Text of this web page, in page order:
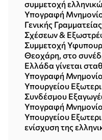
συμμετοχή
15.07.2026)
Υπογραφή
Γενικής
Σχέσεων &
Εξωτερικών και της
Μακεδονίας
Συμμετοχή
Θεοχάρη, στο
Ελλάδα γίνεται
εξαγωγές και
αναταράξεων»
Υπογραφή
Υπουργείου
Συνδέσμου
Υπογραφή
Υπουργείου
ενίσχυση της